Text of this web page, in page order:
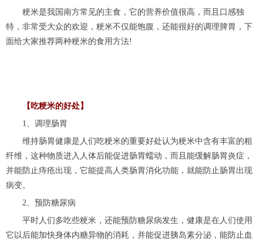
粳米是我国南方常见的主食，它的营养价值很高，而且口感独
特，非常受大众的欢迎，粳米不仅能饱腹，还能很好的调理脾胃，下
面给大家推荐两种粳米的食用方法!
【吃粳米的好处】
1、调理肠胃
维持肠胃健康是人们吃粳米的重要好处认为粳米中含有丰富的粗
纤维，这种物质进入人体后能促进肠胃蠕动，而且能缓解肠胃炎症，
并能防止痔疮出现，它能提高人类肠胃消化功能，就能防止肠胃出现
病变。
2、预防糖尿病
平时人们多吃些粳米，还能预防糖尿病发生，健康是在人们使用
它以后能加快身体内糖异物的消耗，并能促进胰岛素分泌，能防止血